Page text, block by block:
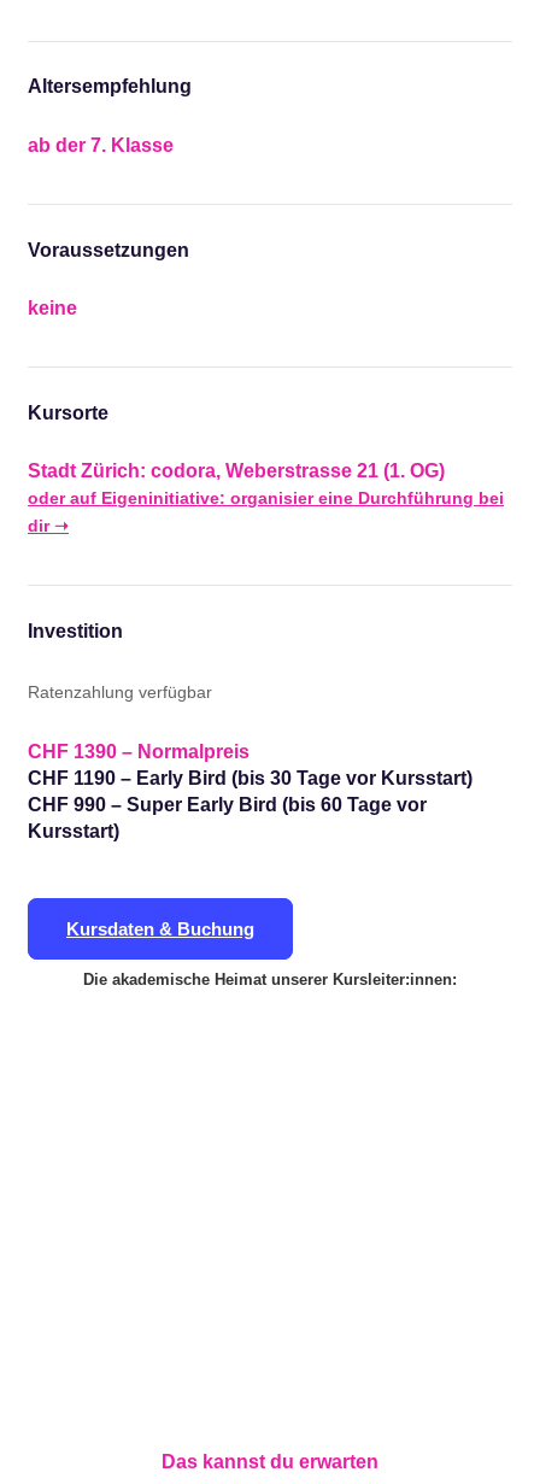
Altersempfehlung
ab der 7. Klasse
Voraussetzungen
keine
Kursorte
Stadt Zürich: codora, Weberstrasse 21 (1. OG)
oder auf Eigeninitiative: organisier eine Durchführung bei
dir ➝
Investition
Ratenzahlung verfügbar
CHF 1390 – Normalpreis
CHF 1190 – Early Bird (bis 30 Tage vor Kursstart)
CHF 990 – Super Early Bird (bis 60 Tage vor
Kursstart)
Kursdaten & Buchung
Die akademische Heimat unserer Kursleiter:innen:
Das kannst du erwarten